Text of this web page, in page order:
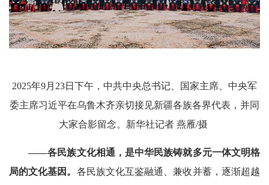
2025年9月23日下午，中共中央总书记、国家主席、中央军
委主席习近平在乌鲁木齐亲切接见新疆各族各界代表，并同
大家合影留念。新华社记者 燕雁/摄
——各民族文化相通，是中华民族铸就多元一体文明格
局的文化基因。 各民族文化互鉴融通、兼收并蓄，逐渐超越